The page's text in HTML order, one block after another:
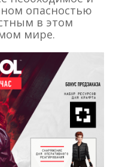
опасностью
в этом
мире.